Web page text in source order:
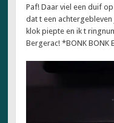
Paf! Daar viel een duif
dat t een
klok piepte en ik t
Bergerac! *BONK BONK